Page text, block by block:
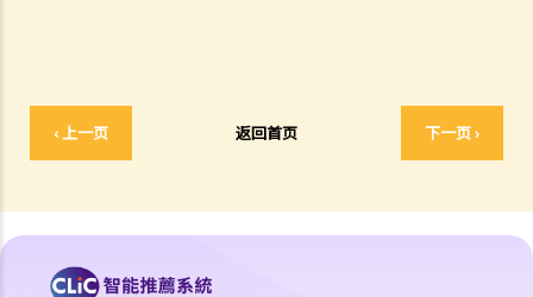
‹ 上一页 返回首页 下一页 ›
（公众游行的情况）而不向警务处处长作出意向通知，但最后实际参加
者是否违反了《公安条例》？组织者是否应该停止相关的公众机会或游